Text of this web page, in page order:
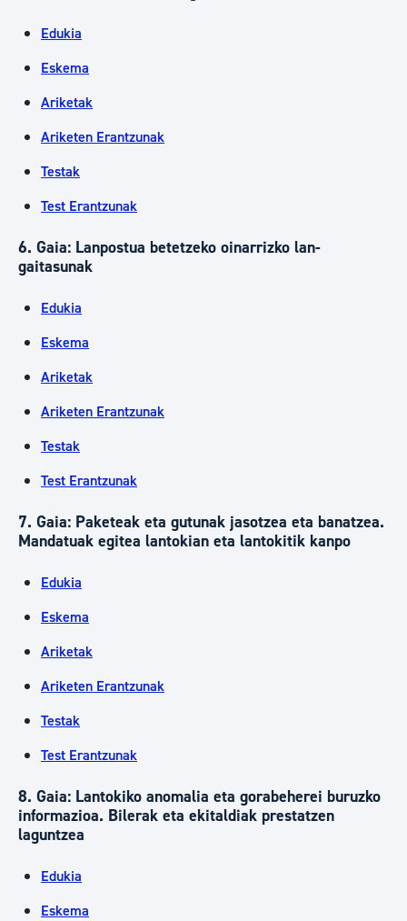
Edukia
Eskema
Ariketak
Ariketen Erantzunak
Testak
Test Erantzunak
6. Gaia: Lanpostua betetzeko oinarrizko lan-
gaitasunak
Edukia
Eskema
Ariketak
Ariketen Erantzunak
Testak
Test Erantzunak
7. Gaia: Paketeak eta gutunak jasotzea eta banatzea.
Mandatuak egitea lantokian eta lantokitik kanpo
Edukia
Eskema
Ariketak
Ariketen Erantzunak
Testak
Test Erantzunak
8. Gaia: Lantokiko anomalia eta gorabeherei buruzko
informazioa. Bilerak eta ekitaldiak prestatzen
laguntzea
Edukia
Eskema